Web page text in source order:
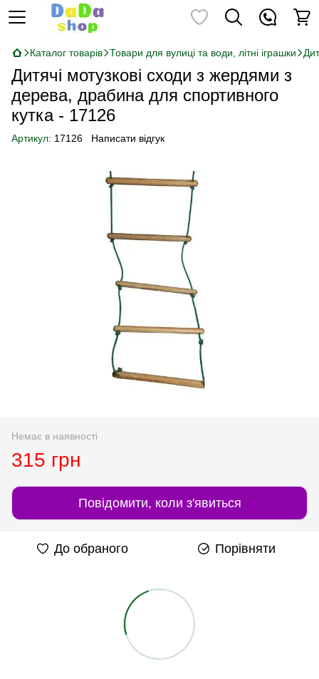
Каталог товарів Товари для вулиці та води, літні іграшки
Дитячі мотузкові сходи з жердями з
дерева, драбина для спортивного
кутка - 17126
Артикул: 17126 Написати відгук
Немає в наявності
315 грн
Повідомити, коли з'явиться
До обраного Порівняти